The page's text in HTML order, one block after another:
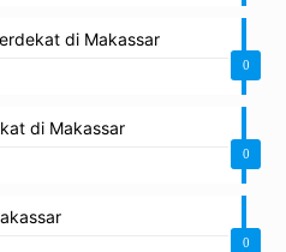
0
di Makassar
0
di Makassar
0